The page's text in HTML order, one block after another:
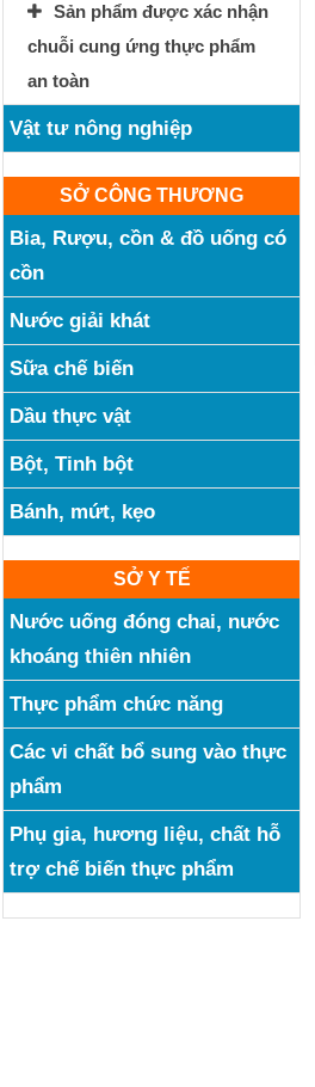
Sản phẩm được xác nhận
chuỗi cung ứng thực phẩm
an toàn
Vật tư nông nghiệp
SỞ CÔNG THƯƠNG
Bia, Rượu, cồn & đồ uống có
cồn
Nước giải khát
Sữa chế biến
Dầu thực vật
Bột, Tinh bột
Bánh, mứt, kẹo
SỞ Y TẾ
Nước uống đóng chai, nước
khoáng thiên nhiên
Thực phẩm chức năng
Các vi chất bổ sung vào thực
phẩm
Phụ gia, hương liệu, chất hỗ
trợ chế biến thực phẩm